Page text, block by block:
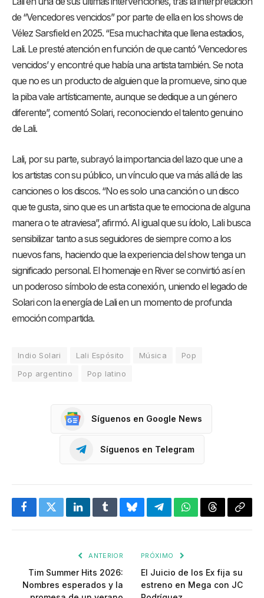
de “Vencedores vencidos” por parte de ella en los shows de
Vélez Sarsfield en 2025. “Esa muchachita que llena estadios,
Lali. Le presté atención en función de que cantó ‘Vencedores
vencidos’ y encontré que había una artista también. Se nota
que no es un producto de alguien que la promueve, sino que
la piba vale artísticamente, aunque se dedique a un género
diferente”, comentó Solari, reconociendo el talento genuino
de Lali.
Lali, por su parte, subrayó la importancia del lazo que une a
los artistas con su público, un vínculo que va más allá de las
canciones o los discos. “No es solo una canción o un disco
que te gusta, sino que es un artista que te emociona de alguna
manera o te atraviesa”, afirmó. Al igual que su ídolo, Lali busca
sensibilizar tanto a sus seguidores de siempre como a los
nuevos fans, haciendo que la experiencia del show tenga un
significado personal. El homenaje en River se convirtió así en
un poderoso símbolo de esta conexión, uniendo el legado de
Solari con la energía de Lali en un momento de profunda
emoción compartida.
Indio Solari Lali Espósito Música
Pop
Pop argentino
Pop latino
Síguenos en Google News
Síguenos en Telegram
FacebookTwitterLinkedInTumblrBlueskyTelegramWhatsApp
Threads
ANTERIOR
Tim Summer Hits 2026:
Nombres esperados y la
PRÓXIMO
El Juicio de los Ex fija su
estreno en Mega con JC